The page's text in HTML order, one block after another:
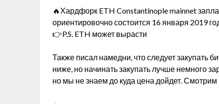
🔥Хардфорк ETH Constantinople mainnet
ориентировочно состоится 16 января 2019
👉P.S. ETH может вырасти
Также писал намедни, что следует закупать
ниже, но начинать закупать лучше немного
но мы не знаем до куда цена дойдет.